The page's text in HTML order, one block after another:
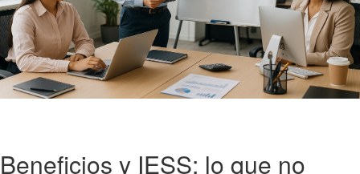
Beneficios y IESS: lo que no